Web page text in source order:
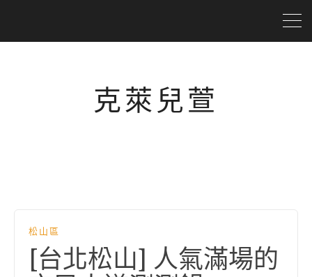
克萊兒萱
松山區
[台北松山] 人氣滿場的